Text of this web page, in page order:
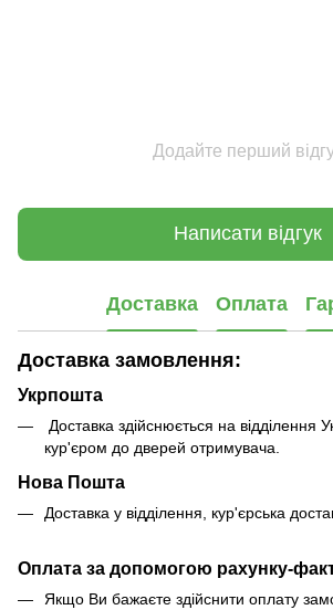
Додайте перший
Написати відгук
Доставка Оплата
Доставка замовлення:
Укрпошта
Доставка здійснюється на відділення
кур'єром до дверей отримувача.
Нова Пошта
Доставка у відділення, кур'єрська
Оплата за допомогою рахунку-
Якщо Ви бажаєте здійснити оплату